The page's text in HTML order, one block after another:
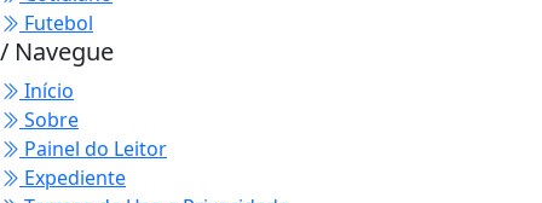
Futebol
/ Navegue
Início
Sobre
Painel do Leitor
Expediente